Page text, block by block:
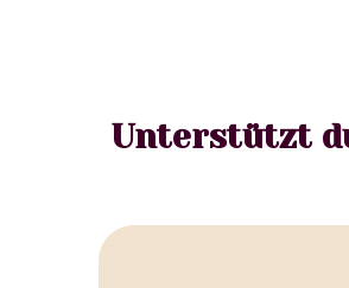
Unterstützt